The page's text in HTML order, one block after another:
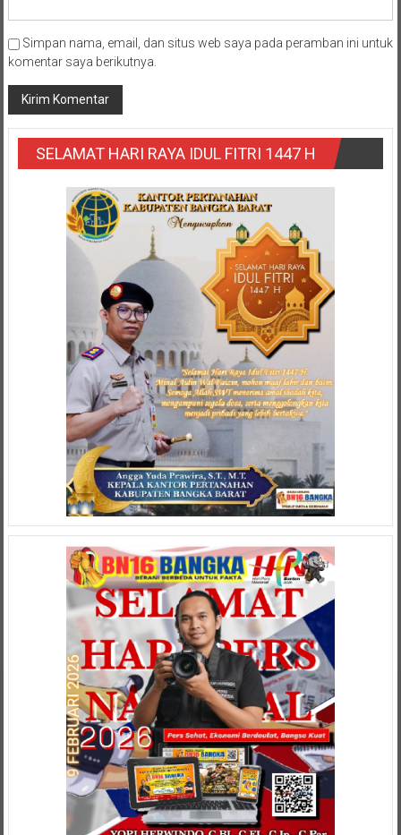
Simpan nama, email, dan situs web saya pada peramban ini untuk
komentar saya berikutnya.
SELAMAT HARI RAYA IDUL FITRI 1447 H